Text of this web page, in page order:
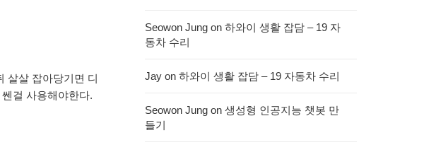
살살 잡아당기면 디
걸 사용해야한다.
Seowon Jung on 하와이 생활 잡담 – 19 자
동차 수리
Jay on 하와이 생활 잡담 – 19 자동차 수리
Seowon Jung on 생성형 인공지능 챗봇 만
들기